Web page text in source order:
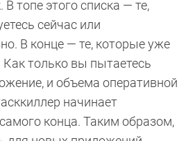
топе этого списка — те,
сейчас или
В конце — те, которые уже
только вы пытаетесь
и объема оперативной
начинает
конца. Таким образом,